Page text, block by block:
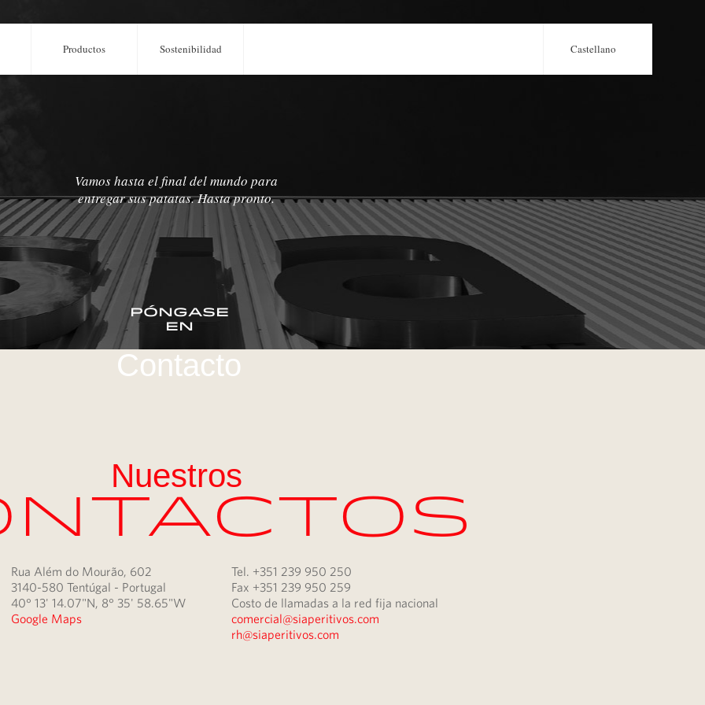
Productos Sostenibilidad Castellano
Vamos hasta el final del mundo para
entregar sus patatas. Hasta pronto.
Póngase
en
Contacto
Nuestros
Rua Além do Mourão, 602
3140-580 Tentúgal - Portugal
40° 13' 14.07"N, 8° 35' 58.65"W
Google Maps
Tel. +351 239 950 250
Fax +351 239 950 259
Costo de llamadas a la red fija nacional
comercial@siaperitivos.com
rh@siaperitivos.com